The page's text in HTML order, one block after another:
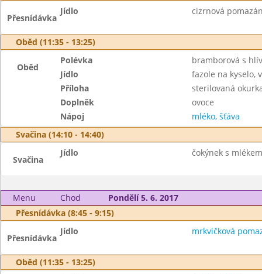
Přesnídávka
Jídlo cizrnová
Oběd (11:35 - 13:25)
Oběd
Polévka
bramborová s
Jídlo
fazole na kyselo,
Příloha
sterilovaná
Doplněk
ovoce
Nápoj
mléko, šťáva
Svačina (14:10 - 14:40)
Svačina
Jídlo čokýnek s
Menu Chod
Pondělí 5. 6. 2017
Přesnídávka (8:45 - 9:15)
Přesnídávka
Jídlo mrkvičková
Oběd (11:35 - 13:25)